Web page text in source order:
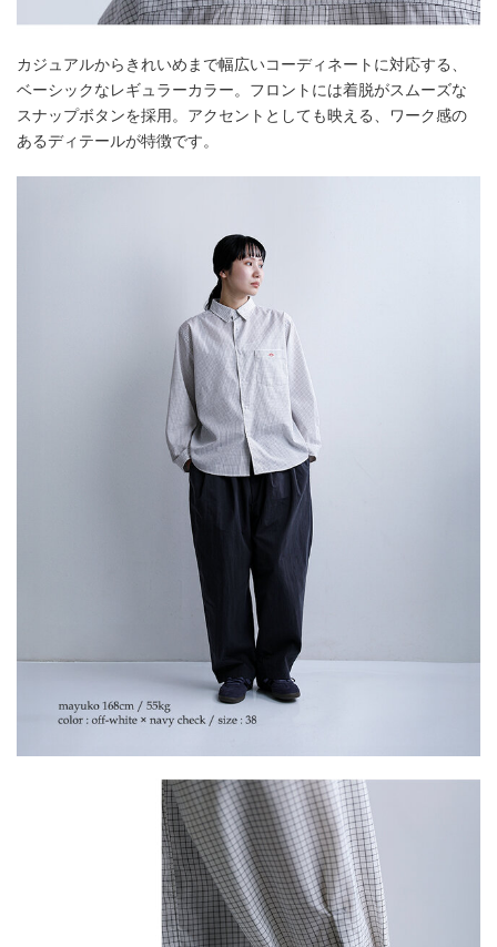
カジュアルからきれいめまで幅広いコーディネートに対応する、
ベーシックなレギュラーカラー。フロントには着脱がスムーズな
スナップボタンを採用。アクセントとしても映える、ワーク感の
あるディテールが特徴です。